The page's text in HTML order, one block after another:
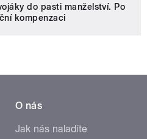
do pasti manželství. Po
kompenzaci
O nás
Jak nás naladíte